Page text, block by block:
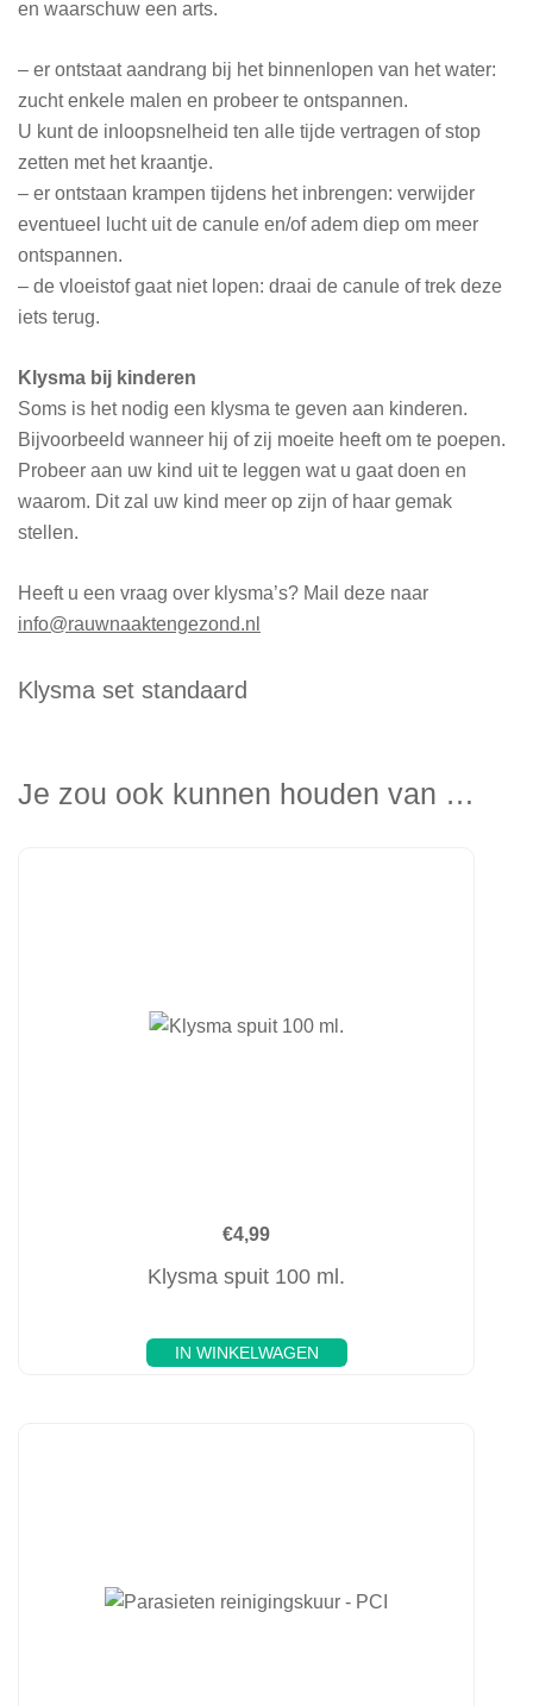
en waarschuw een arts.
– er ontstaat aandrang bij het binnenlopen van het water:
zucht enkele malen en probeer te ontspannen.
U kunt de inloopsnelheid ten alle tijde vertragen of stop
zetten met het kraantje.
– er ontstaan krampen tijdens het inbrengen: verwijder
eventueel lucht uit de canule en/of adem diep om meer
ontspannen.
– de vloeistof gaat niet lopen: draai de canule of trek deze
iets terug.
Klysma bij kinderen
Soms is het nodig een klysma te geven aan kinderen.
Bijvoorbeeld wanneer hij of zij moeite heeft om te poepen.
Probeer aan uw kind uit te leggen wat u gaat doen en
waarom. Dit zal uw kind meer op zijn of haar gemak
stellen.
Heeft u een vraag over klysma’s? Mail deze naar
info@rauwnaaktengezond.nl
Klysma set standaard
Je zou ook kunnen houden van …
€4,99
Klysma spuit 100 ml.
IN WINKELWAGEN